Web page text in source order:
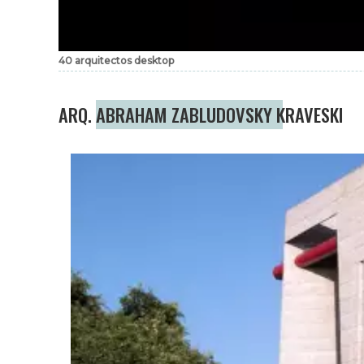
40 arquitectos desktop
ARQ. ABRAHAM ZABLUDOVSKY KRAVESKI